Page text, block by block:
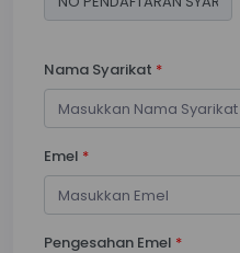
Nama Syarikat *
Emel *
Pengesahan Emel *